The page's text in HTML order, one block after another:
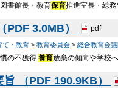
書館長・教育保育推進室長・総
PDF 3.0MB） pdf
て・教育> 教育委員会> 総合教育会
の不獲得養育放棄の傾向や学校
旨 （PDF 190.9KB）